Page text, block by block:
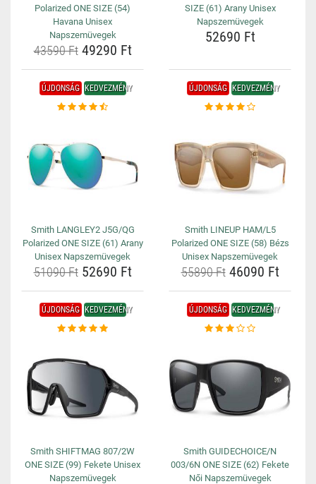
Polarized ONE SIZE (54)
Havana Unisex
Napszemüvegek
43590 Ft49290 Ft
SIZE (61) Arany Unisex
Napszemüvegek
52690 Ft
ÚJDONSÁG KEDVEZMÉNY
Smith LANGLEY2 J5G/QG
Polarized ONE SIZE (61) Arany
Unisex Napszemüvegek
51090 Ft52690 Ft
ÚJDONSÁG KEDVEZMÉNY
Smith LINEUP HAM/L5
Polarized ONE SIZE (58) Bézs
Unisex Napszemüvegek
55890 Ft46090 Ft
ÚJDONSÁG KEDVEZMÉNY
Smith SHIFTMAG 807/2W
ONE SIZE (99) Fekete Unisex
Napszemüvegek
ÚJDONSÁG KEDVEZMÉNY
Smith GUIDECHOICE/N
003/6N ONE SIZE (62) Fekete
Női Napszemüvegek